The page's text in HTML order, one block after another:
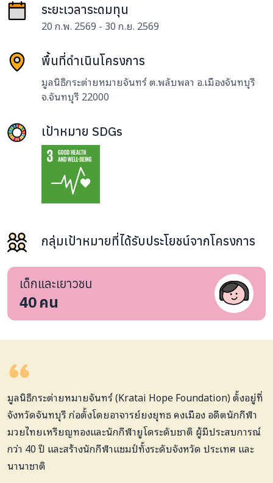
ระยะเวลาระดมทุน
20 ก.พ. 2569 - 30 ก.ย. 2569
พื้นที่ดำเนินโครงการ
มูลนิธิกระต่ายหมายจันทร์ ต.พลับพลา อ.เมืองจันทบุรี
จ.จันทบุรี 22000
เป้าหมาย SDGs
กลุ่มเป้าหมายที่ได้รับประโยชน์จากโครงการ
เด็กและเยาวชน
40คน
มูลนิธิกระต่ายหมายจันทร์ (Kratai Hope Foundation) ตั้งอยู่ที่
จังหวัดจันทบุรี ก่อตั้งโดยอาจารย์ยงยุทธ คงเมือง อดีตนักกีฬา
มวยไทยเหรียญทองและนักกีฬายูโดระดับชาติ ผู้มีประสบการณ์
กว่า 40 ปี และสร้างนักกีฬาแชมป์ทั้งระดับจังหวัด ประเทศ และ
นานาชาติ